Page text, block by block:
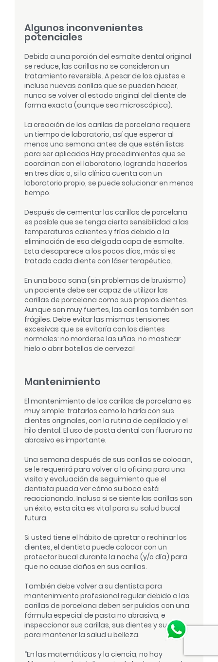
Algunos inconvenientes
potenciales
Debido a una porción del esmalte dental original
se reduce, las carillas no se consideran un
tratamiento reversible. A pesar de los ajustes e
incluso nuevas carillas que se pueden hacer,
nunca se volver al estado original del diente de
forma exacta (aunque sea microscópica).
La creación de las carillas de porcelana requiere
un tiempo de laboratorio, así que esperar al
menos una semana antes de que estén listas
para ser aplicadas.Hay procedimientos que se
coordinan con el laboratorio, logrando hacerlos
en tres días o, si la clínica cuenta con un
laboratorio propio, se puede solucionar en menos
tiempo.
Después de cementar las carillas de porcelana
es posible que se tenga cierta sensibilidad a las
temperaturas calientes y frías debido a la
eliminación de esa delgada capa de esmalte.
Esta desaparece a los pocos días, más si es
tratado cada diente con láser terapéutico.
En una boca sana (sin problemas de bruxismo)
un paciente debe ser capaz de utilizar las
carillas de porcelana como sus propios dientes.
Aunque son muy fuertes, las carillas también son
frágiles. Debe evitar las mismas tensiones
excesivas que se evitaría con los dientes
normales: no morderse las uñas, no masticar
hielo o abrir botellas de cerveza!
Mantenimiento
El mantenimiento de las carillas de porcelana es
muy simple: tratarlos como lo haría con sus
dientes originales, con la rutina de cepillado y el
hilo dental. El uso de pasta dental con fluoruro no
abrasivo es importante.
Una semana después de sus carillas se colocan,
se le requerirá para volver a la oficina para una
visita y evaluación de seguimiento que el
dentista pueda ver cómo su boca está
reaccionando. Incluso si se siente las carillas son
un éxito, esta cita es vital para su salud bucal
futura.
Si usted tiene el hábito de apretar o rechinar los
dientes, el dentista puede colocar con un
protector bucal durante la noche (y/o día) para
que no cause daños en sus carillas.
También debe volver a su dentista para
mantenimiento profesional regular debido a las
carillas de porcelana deben ser pulidas con una
fórmula especial de pasta no abrasiva, e
inspeccionar sus carillas, sus dientes y su boca
para mantener la salud u belleza.
“En las matemáticas y la ciencia, no hay